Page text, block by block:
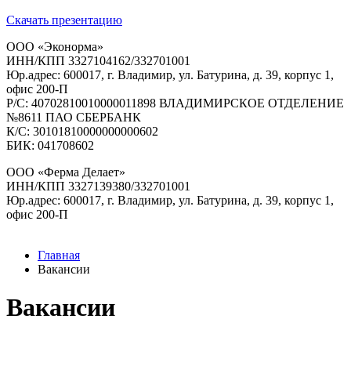
Скачать презентацию
ООО «Эконорма»
ИНН/КПП 3327104162/332701001
Юр.адрес: 600017, г. Владимир, ул. Батурина, д. 39, корпус 1,
офис 200-П
Р/C: 40702810010000011898 ВЛАДИМИРСКОЕ ОТДЕЛЕНИЕ
№8611 ПАО СБЕРБАНК
К/С: 30101810000000000602
БИК: 041708602
ООО «Ферма Делает»
ИНН/КПП 3327139380/332701001
Юр.адрес: 600017, г. Владимир, ул. Батурина, д. 39, корпус 1,
офис 200-П
Главная
Вакансии
Вакансии